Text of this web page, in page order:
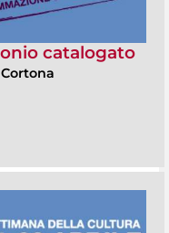
catalogato